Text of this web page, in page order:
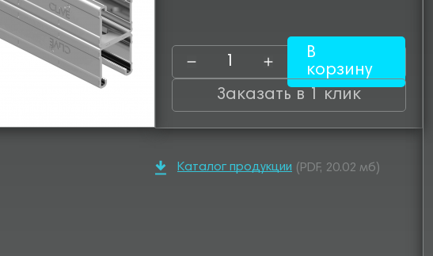
В
корзину
Заказать в 1 клик
Каталог продукции (PDF, 20.02 мб)